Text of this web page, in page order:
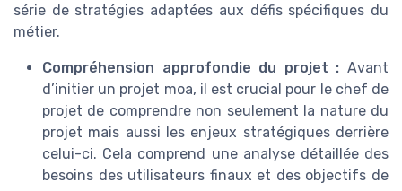
série de stratégies adaptées aux défis spécifiques du
métier.
Compréhension approfondie du projet : Avant
d’initier un projet moa, il est crucial pour le chef de
projet de comprendre non seulement la nature du
projet mais aussi les enjeux stratégiques derrière
celui-ci. Cela comprend une analyse détaillée des
besoins des utilisateurs finaux et des objectifs de